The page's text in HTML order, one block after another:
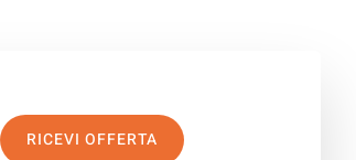
RICEVI OFFERTA